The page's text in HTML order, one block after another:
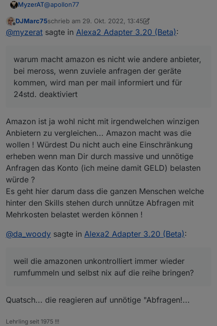
MyzerAT@apollon77
warum macht amazon es nicht wie andere anbieter,
bei meross, wenn zuviele anfragen der geräte
DJMarc75schrieb am 29. Okt. 2022, 13:45
zuletzt editiert von DJMarc75
@myzerat sagte in Alexa2 Adapter 3.20 (Beta):
warum macht amazon es nicht wie andere anbieter,
bei meross, wenn zuviele anfragen der geräte
kommen, wird man per mail informiert und für
24std. deaktiviert
Amazon ist ja wohl nicht mit irgendwelchen winzigen
Anbietern zu vergleichen... Amazon macht was die
wollen ! Würdest Du nicht auch eine Einschränkung
erheben wenn man Dir durch massive und unnötige
Anfragen das Konto (ich meine damit GELD) belasten
würde ?
Es geht hier darum dass die ganzen Menschen welche
hinter den Skills stehen durch unnütze Abfragen mit
Mehrkosten belastet werden können !
@da_woody sagte in Alexa2 Adapter 3.20 (Beta):
weil die amazonen unkontrolliert immer wieder
rumfummeln und selbst nix auf die reihe bringen?
Quatsch... die reagieren auf unnötige "Abfragen!...
Lehrling seit 1975 !!!